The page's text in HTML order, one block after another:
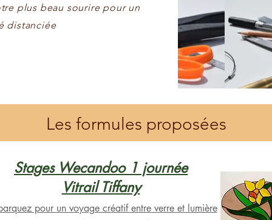
plus beau sourire pour un
distanciée
Les formules proposées
Stages Wecandoo 1 journée
Vitrail Tiffany
pour un voyage créatif entre verre et lumière